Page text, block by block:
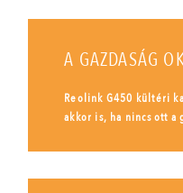
A GAZDASÁG
Reolink G450 kültéri
akkor is, ha nincs ott a